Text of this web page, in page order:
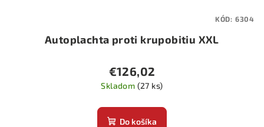
Autoplachta proti krupobitiu XXL
€126,02
Skladom (27 ks)
Do košíka
KÓD: 6304